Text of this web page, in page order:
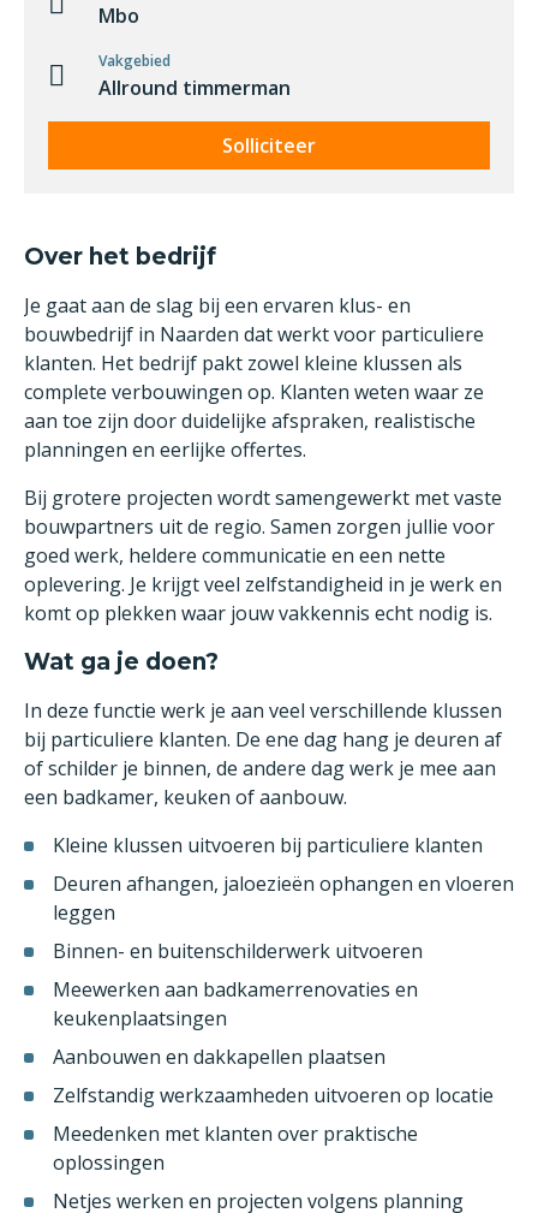
Mbo
Vakgebied
Allround timmerman
Solliciteer
Over het bedrijf
Je gaat aan de slag bij een ervaren klus- en
bouwbedrijf in Naarden dat werkt voor particuliere
klanten. Het bedrijf pakt zowel kleine klussen als
complete verbouwingen op. Klanten weten waar ze
aan toe zijn door duidelijke afspraken, realistische
planningen en eerlijke offertes.
Bij grotere projecten wordt samengewerkt met vaste
bouwpartners uit de regio. Samen zorgen jullie voor
goed werk, heldere communicatie en een nette
oplevering. Je krijgt veel zelfstandigheid in je werk en
komt op plekken waar jouw vakkennis echt nodig is.
Wat ga je doen?
In deze functie werk je aan veel verschillende klussen
bij particuliere klanten. De ene dag hang je deuren af
of schilder je binnen, de andere dag werk je mee aan
een badkamer, keuken of aanbouw.
Kleine klussen uitvoeren bij particuliere klanten
Deuren afhangen, jaloezieën ophangen en vloeren
leggen
Binnen- en buitenschilderwerk uitvoeren
Meewerken aan badkamerrenovaties en
keukenplaatsingen
Aanbouwen en dakkapellen plaatsen
Zelfstandig werkzaamheden uitvoeren op locatie
Meedenken met klanten over praktische
oplossingen
Netjes werken en projecten volgens planning